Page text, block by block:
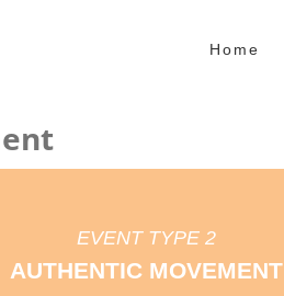
Home
EVENT TYPE 2
AUTHENTIC MOVEMENT